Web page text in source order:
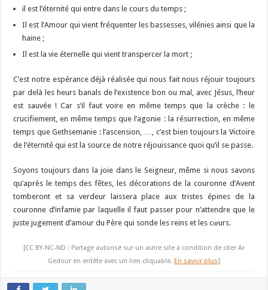
il est l’éternité qui entre dans le cours du temps ;
Il est l’Amour qui vient fréquenter les bassesses, vilénies ainsi que la
haine ;
Il est la vie éternelle qui vient transpercer la mort ;
C’est notre espérance déjà réalisée qui nous fait nous réjouir toujours
par delà les heurs banals de l’existence bon ou mal, avec Jésus, l’heur
est sauvée ! Car s’il faut voire en même temps que la crèche : le
crucifiement, en même temps que l’agonie : la résurrection, en même
temps que Gethsemanie : l’ascension, …, c’est bien toujours la Victoire
de l’éternité qui est la source de notre réjouissance quoi qu’il se passe.
Soyons toujours dans la joie dans le Seigneur, même si nous savons
qu’après le temps des fêtes, les décorations de la couronne d’Avent
tomberont et sa verdeur laissera place aux tristes épines de la
couronne d’infamie par laquelle il faut passer pour n’attendre que le
juste jugement d’amour du Père qui sonde les reins et les cœurs.
[CC BY-NC-ND : Partage autorisé sur un autre site à condition de citer Ar
Gedour en entête avec un lien cliquable. En savoir plus]